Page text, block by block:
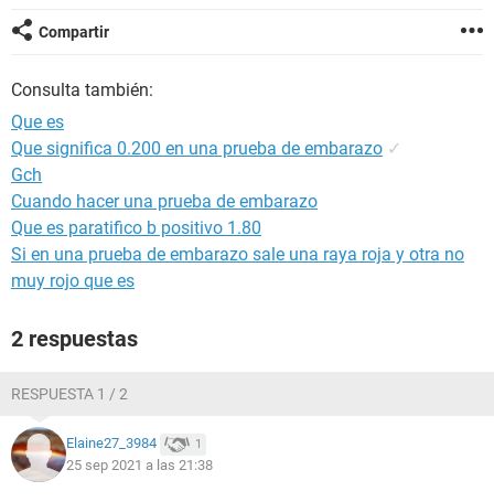
Compartir
Consulta también:
Que es
Que significa 0.200 en una prueba de embarazo ✓
Gch
Cuando hacer una prueba de embarazo
Que es paratifico b positivo 1.80
Si en una prueba de embarazo sale una raya roja y otra no
muy rojo que es
2 respuestas
RESPUESTA 1 / 2
Elaine27_3984 1
25 sep 2021 a las 21:38